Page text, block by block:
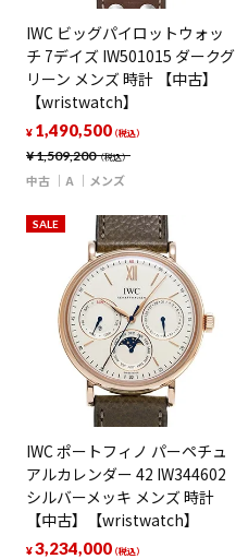
IWC ビッグパイロットウォッ
チ 7デイズ IW501015 ダークグ
リーン メンズ 時計 【中古】
【wristwatch】
¥1,509,200（税込）
¥ 1,490,500（税込）
中古 A メンズ
SALE
IWC ポートフィノ パーペチュ
アルカレンダー 42 IW344602
シルバーメッキ メンズ 時計
【中古】【wristwatch】
¥3,234,000（税込）